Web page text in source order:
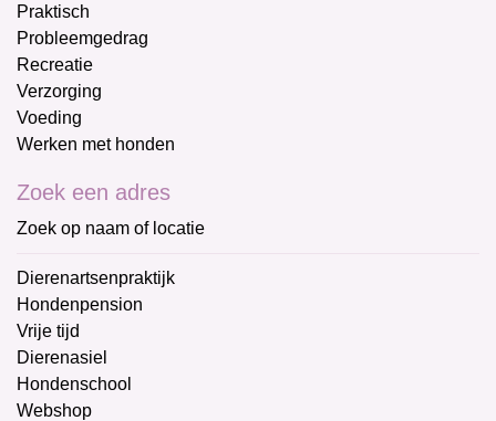
Praktisch
Probleemgedrag
Recreatie
Verzorging
Voeding
Werken met honden
Zoek een adres
Zoek op naam of locatie
Dierenartsenpraktijk
Hondenpension
Vrije tijd
Dierenasiel
Hondenschool
Webshop